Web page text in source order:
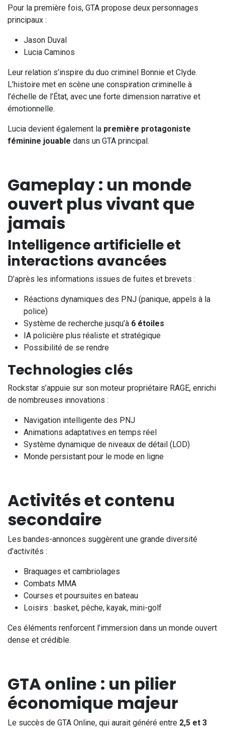
Pour la première fois, GTA propose deux personnages
principaux :
Jason Duval
Lucia Caminos
Leur relation s’inspire du duo criminel Bonnie et Clyde.
L’histoire met en scène une conspiration criminelle à
l’échelle de l’État, avec une forte dimension narrative et
émotionnelle.
Lucia devient également la première protagoniste
féminine jouable dans un GTA principal.
Gameplay : un monde
ouvert plus vivant que
jamais
Intelligence artificielle et
interactions avancées
D’après les informations issues de fuites et brevets :
Réactions dynamiques des PNJ (panique, appels à la
police)
Système de recherche jusqu’à 6 étoiles
IA policière plus réaliste et stratégique
Possibilité de se rendre
Technologies clés
Rockstar s’appuie sur son moteur propriétaire RAGE, enrichi
de nombreuses innovations :
Navigation intelligente des PNJ
Animations adaptatives en temps réel
Système dynamique de niveaux de détail (LOD)
Monde persistant pour le mode en ligne
Activités et contenu
secondaire
Les bandes-annonces suggèrent une grande diversité
d’activités :
Braquages et cambriolages
Combats MMA
Courses et poursuites en bateau
Loisirs : basket, pêche, kayak, mini-golf
Ces éléments renforcent l’immersion dans un monde ouvert
dense et crédible.
GTA online : un pilier
économique majeur
Le succès de GTA Online, qui aurait généré entre 2,5 et 3